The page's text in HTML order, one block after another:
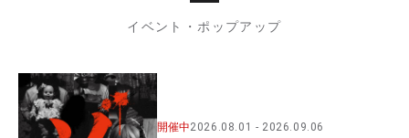
イベント・ポップアップ
開催中2026.08.01 2026.09.06